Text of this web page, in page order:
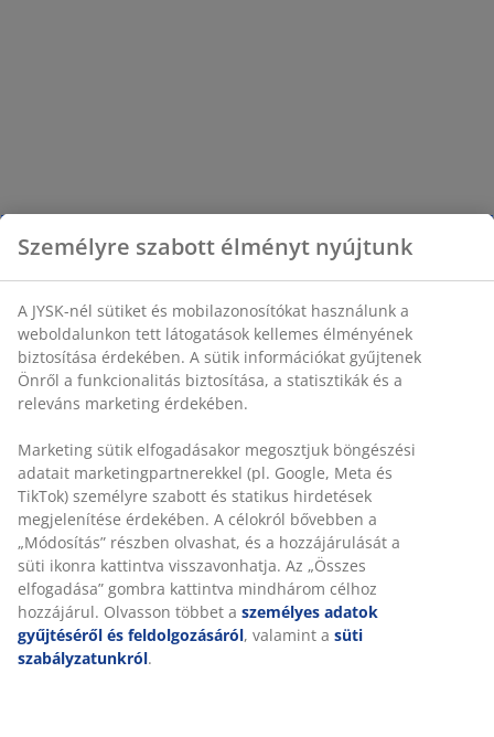
Személyre szabott élményt nyújtunk
A JYSK-nél sütiket és mobilazonosítókat használunk a
weboldalunkon tett látogatások kellemes élményének
biztosítása érdekében. A sütik információkat gyűjtenek
Önről a funkcionalitás biztosítása, a statisztikák és a
releváns marketing érdekében.
Marketing sütik elfogadásakor megosztjuk böngészési
adatait marketingpartnerekkel (pl. Google, Meta és
TikTok) személyre szabott és statikus hirdetések
megjelenítése érdekében. A célokról bővebben a
„Módosítás” részben olvashat, és a hozzájárulását a
süti ikonra kattintva visszavonhatja. Az „Összes
elfogadása” gombra kattintva mindhárom célhoz
hozzájárul. Olvasson többet a személyes adatok
gyűjtéséről és feldolgozásáról, valamint a süti
szabályzatunkról.